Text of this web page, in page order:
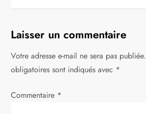
g
a
t
i
Laisser un commentaire
Votre adresse e-mail ne sera pas publiée.
obligatoires sont indiqués avec *
Commentaire *